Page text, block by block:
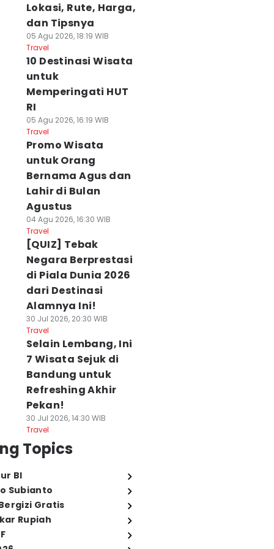
Lokasi, Rute, Harga,
dan Tipsnya
05 Agu 2026, 18:19 WIB
Travel
10 Destinasi Wisata
untuk
Memperingati HUT
RI
05 Agu 2026, 16:19 WIB
Travel
Promo Wisata
untuk Orang
Bernama Agus dan
Lahir di Bulan
Agustus
04 Agu 2026, 16:30 WIB
Travel
[QUIZ] Tebak
Negara Berprestasi
di Piala Dunia 2026
dari Destinasi
Alamnya Ini!
30 Jul 2026, 20:30 WIB
Travel
Selain Lembang, Ini
7 Wisata Sejuk di
Bandung untuk
Refreshing Akhir
Pekan!
30 Jul 2026, 14:30 WIB
Travel
Topics
BI
Subianto
Gratis
Rupiah